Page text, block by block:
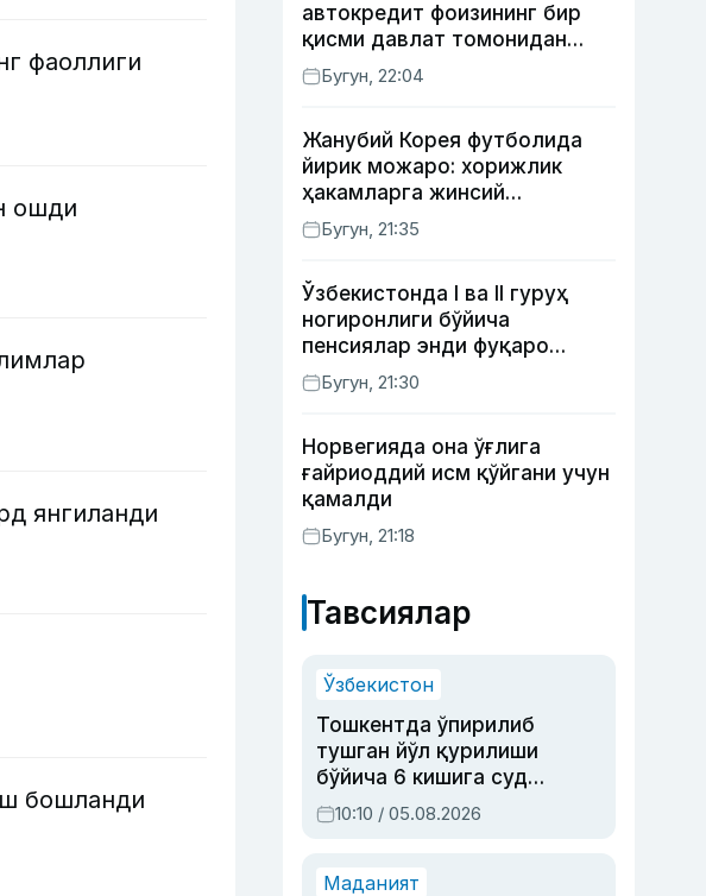
фаоллиги
ошди
янгиланди
бошланди
автокредит фоизининг бир
қисми давлат томонидан
қоплаб берилиши мумкин
Бугун, 22:04
Жанубий Корея футболида
йирик можаро: хорижлик
ҳакамларга жинсий
хизматлар кўрсатилгани
маълум қилинди
Бугун, 21:35
Ўзбекистонда I ва II гуруҳ
ногиронлиги бўйича
пенсиялар энди фуқаро
мурожаатисиз тайинланиши
мумкин
Бугун, 21:30
Норвегияда она ўғлига
ғайриоддий исм қўйгани учун
қамалди
Бугун, 21:18
Тавсиялар
Ўзбекистон
Тошкентда ўпирилиб
тушган йўл қурилиши
бўйича 6 кишига суд
ҳукми ўқилди
10:10 / 05.08.2026
Маданият